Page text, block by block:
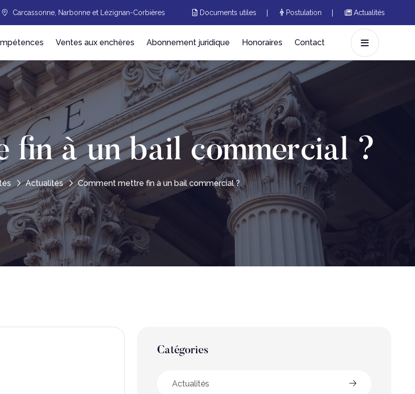
Carcassonne, Narbonne et Lézignan-Corbières Documents utiles Postulation Actualités
Ventes aux enchères Abonnement juridique Honoraires Contact
fin à un bail commercial ?
Actualités Comment mettre fin à un bail commercial ?
Catégories
Actualités